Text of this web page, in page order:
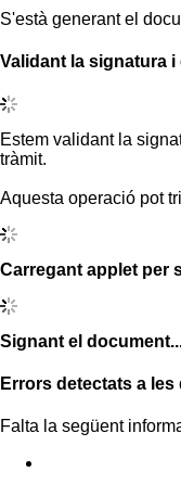
S'està generant el
Validant la signatura
Estem validant la
tràmit.
Aquesta operació pot
Carregant applet per
Signant el
Errors detectats a les
Falta la següent